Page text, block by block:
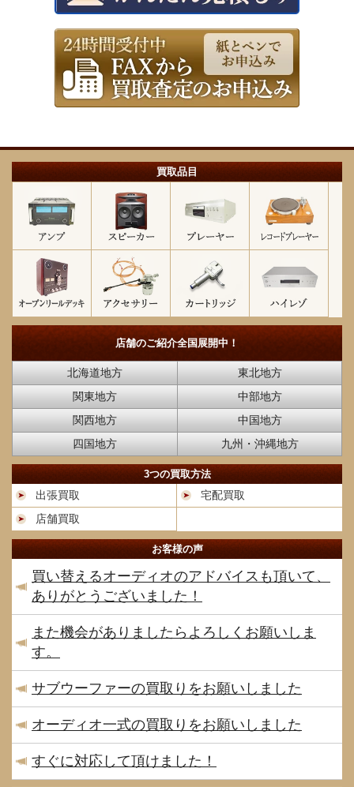
買取品目
店舗のご紹介全国展開中！
北海道地方
東北地方
関東地方
中部地方
関西地方
中国地方
四国地方
九州・沖縄地方
3つの買取方法
出張買取
宅配買取
店舗買取
お客様の声
買い替えるオーディオのアドバイスも頂いて、
ありがとうございました！
また機会がありましたらよろしくお願いしま
す。
サブウーファーの買取りをお願いしました
オーディオ一式の買取りをお願いしました
すぐに対応して頂けました！